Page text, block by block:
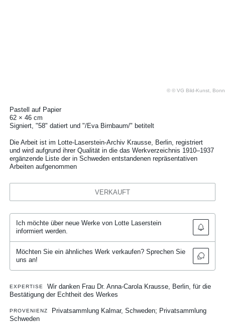
© © VG Bild-Kunst, Bonn
Pastell auf Papier
62 × 46 cm
Signiert, "58" datiert und "/Eva Birnbaum/" betitelt
Die Arbeit ist im Lotte-Laserstein-Archiv Krausse, Berlin, registriert
und wird aufgrund ihrer Qualität in die das Werkverzeichnis 1910–1937
ergänzende Liste der in Schweden entstandenen repräsentativen
Arbeiten aufgenommen
VERKAUFT
Ich möchte über neue Werke von Lotte Laserstein
informiert werden.
Möchten Sie ein ähnliches Werk verkaufen? Sprechen Sie
uns an!
EXPERTISE
Wir danken Frau Dr. Anna-Carola Krausse, Berlin, für die
Bestätigung der Echtheit des Werkes
PROVENIENZ
Privatsammlung Kalmar, Schweden; Privatsammlung
Schweden